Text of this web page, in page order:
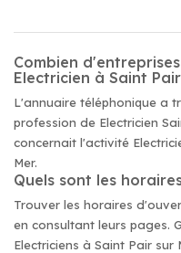
Combien
Electricien à Saint
L'annuaire téléphonique a
profession de Electricien
concernait l'activité
Mer.
Quels sont les
Trouver les horaires
en consultant leurs pages.
Electriciens à Saint Pair sur